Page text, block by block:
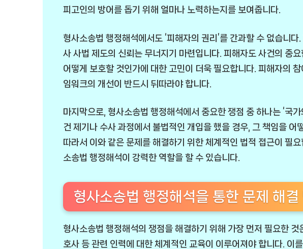
피고인의 방어를 돕기 위해 얼마나 노력하는지를 보여줍니다.
형사소송법 행정해석에서도 ‘피해자의 권리’를 간과할 수 없습니
사 사법 제도의 신뢰는 무너지기 마련입니다. 피해자도 사건의 중
어떻게 보호할 것인가에 대한 고민이 더욱 필요합니다. 피해자의
임워크의 개선이 반드시 뒤따라야 합니다.
마지막으로, 형사소송법 행정해석에서 중요한 쟁점 중 하나는 ‘국
건 제기나 수사 과정에서 불법적인 개입을 했을 경우, 그 책임을 어
따라서 이와 같은 문제를 해결하기 위한 체계적인 법적 접근이 필
소송법 행정해석이 강력한 역할을 할 수 있습니다.
형사소송법 행정해석을 통한 문제 해결
형사소송법 행정해석의 쟁점을 해결하기 위해 가장 먼저 필요한 것
호사 등 관련 인력에 대한 체계적인 교육이 이루어져야 합니다. 이